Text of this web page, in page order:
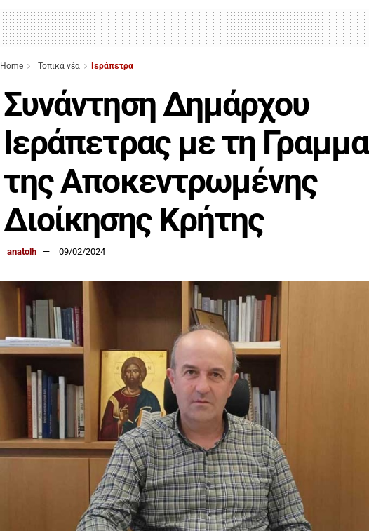
Home _Τοπικά νέα Ιεράπετρα
Συνάντηση Δημάρχου
Ιεράπετρας με τη
της Αποκεντρωμένης
Διοίκησης Κρήτης
anatolh 09/02/2024